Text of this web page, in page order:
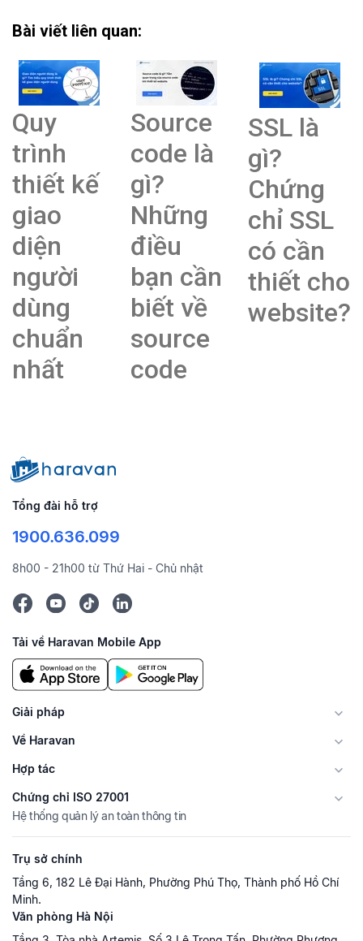
Bài viết liên quan:
Quy
trình
thiết kế
giao
diện
người
dùng
chuẩn
nhất
Source
code là
gì?
Những
điều
bạn cần
biết về
source
code
SSL là
gì?
Chứng
chỉ SSL
có cần
thiết cho
website?
Tổng đài hỗ trợ
1900.636.099
8h00 - 21h00 từ Thứ Hai - Chủ nhật
Tải về Haravan Mobile App
Giải pháp
Về Haravan
Hợp tác
Chứng chỉ ISO 27001
Hệ thống quản lý an toàn thông tin
Trụ sở chính
Tầng 6, 182 Lê Đại Hành, Phường Phú Thọ, Thành phố Hồ Chí
Minh.
Văn phòng Hà Nội